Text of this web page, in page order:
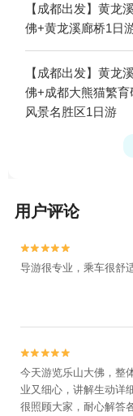
【成都出发】黄龙
佛+黄龙溪廊桥1日
【成都出发】黄龙
佛+成都大熊猫繁
风景名胜区1日游
用户评论


导游很专业，乘车很舒


今天游览乐山大佛，整
业又细心，讲解生动详
很照顾大家，耐心解答